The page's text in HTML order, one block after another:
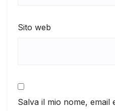
Sito web
Salva il mio nome, email